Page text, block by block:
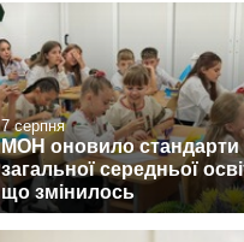
7 серпня
МОН оновило стандарти
загальної середньої
що змінилось